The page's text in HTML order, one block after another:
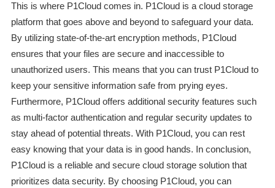
This is where P1Cloud comes in. P1Cloud is a cloud storage
platform that goes above and beyond to safeguard your data.
By utilizing state-of-the-art encryption methods, P1Cloud
ensures that your files are secure and inaccessible to
unauthorized users. This means that you can trust P1Cloud to
keep your sensitive information safe from prying eyes.
Furthermore, P1Cloud offers additional security features such
as multi-factor authentication and regular security updates to
stay ahead of potential threats. With P1Cloud, you can rest
easy knowing that your data is in good hands. In conclusion,
P1Cloud is a reliable and secure cloud storage solution that
prioritizes data security. By choosing P1Cloud, you can